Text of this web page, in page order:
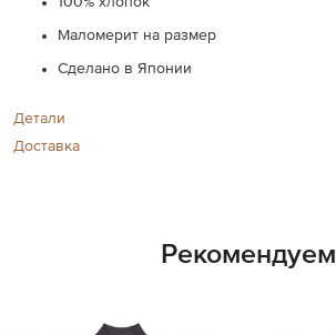
Маломерит на размер
Сделано в Японии
Детали
Доставка
Рекомендуем